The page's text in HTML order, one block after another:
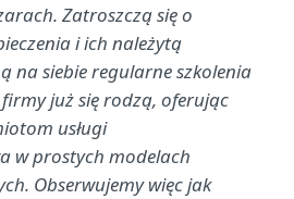
Zatroszczą się o
i ich należytą
na siebie regularne szkolenia
już się rodzą, oferując
usługi
w prostych modelach
Obserwujemy więc jak